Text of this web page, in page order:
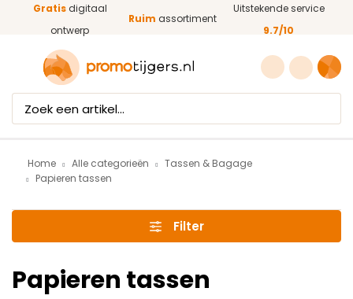
Ga naar de hoofdinhoud
Gratisdigitaal
ontwerp
Ruim assortiment
Uitstekende service
9.7/10
Home Alle categorieën
Tassen & Bagage
Papieren tassen
Filter
Papieren tassen